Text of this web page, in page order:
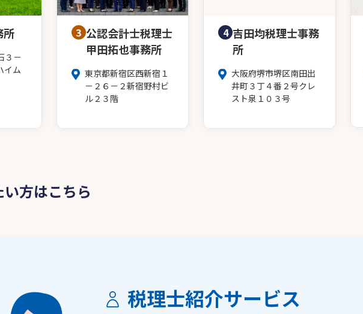
所
３－
イム
3 公認会計士税理士
甲田拓也事務所
東京都新宿区西新宿１
－２６－２新宿野村ビ
ル２３階
4 吉田均税理士事務
所
大阪府堺市堺区南田出
井町３丁４番２号クレ
スト泉１０３号
方はこちら
税理士紹介サービス